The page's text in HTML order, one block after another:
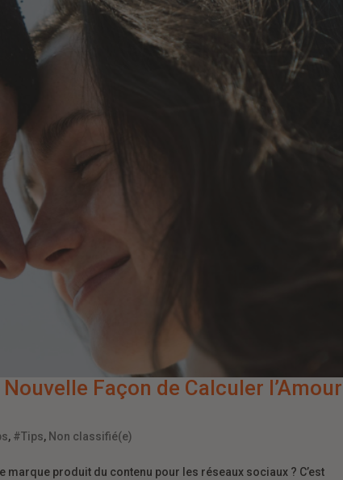
Façon de Calculer l’Amour
, #Tips, Non classifié(e)
produit du contenu pour les réseaux sociaux ? C’est